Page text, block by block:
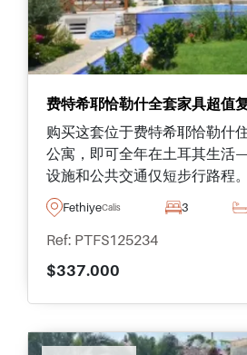
费特希耶恰勒什全套家具超值
购买这套位于费特希耶恰勒什
公寓，即可全年在土耳其生
设施和公共交通仅短步行路程。
FethiyeCalis 3
Ref: PTFS125234
$337.000